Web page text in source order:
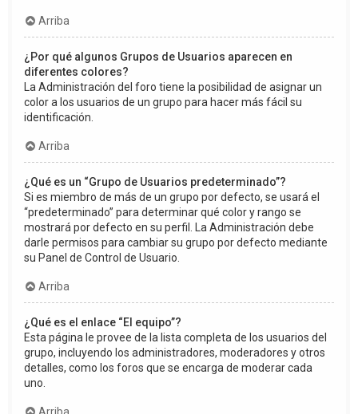
Arriba
¿Por qué algunos Grupos de Usuarios aparecen en
diferentes colores?
La Administración del foro tiene la posibilidad de asignar un
color a los usuarios de un grupo para hacer más fácil su
identificación.
Arriba
¿Qué es un “Grupo de Usuarios predeterminado”?
Si es miembro de más de un grupo por defecto, se usará el
“predeterminado” para determinar qué color y rango se
mostrará por defecto en su perfil. La Administración debe
darle permisos para cambiar su grupo por defecto mediante
su Panel de Control de Usuario.
Arriba
¿Qué es el enlace “El equipo”?
Esta página le provee de la lista completa de los usuarios del
grupo, incluyendo los administradores, moderadores y otros
detalles, como los foros que se encarga de moderar cada
uno.